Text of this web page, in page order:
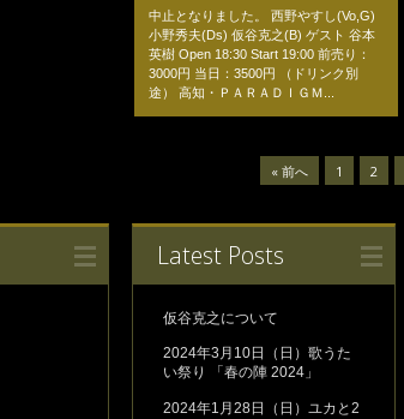
中止となりました。 西野やすし(Vo,G)
小野秀夫(Ds) 仮谷克之(B) ゲスト 谷本
英樹 Open 18:30 Start 19:00 前売り：
3000円 当日：3500円 （ドリンク別
途） 高知・ＰＡＲＡＤＩＧＭ...
« 前へ 1 2
Latest Posts
仮谷克之について
2024年3月10日（日）歌うた
い祭り 「春の陣 2024」
2024年1月28日（日）ユカと2